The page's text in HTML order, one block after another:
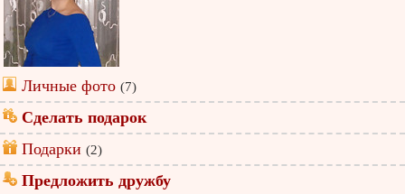
Личные фото (7)
Сделать подарок
Подарки (2)
Предложить дружбу